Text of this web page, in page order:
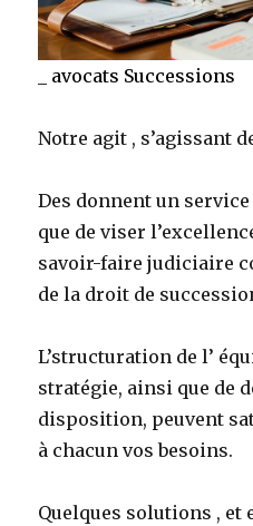
avocats Successions
Notre agit , s’agissant
Des donnent un
que de viser
savoir-faire judiciaire
de la droit de
L’structuration de l’
stratégie, ainsi que de
disposition, peuvent
à chacun vos besoins.
Quelques solutions , et